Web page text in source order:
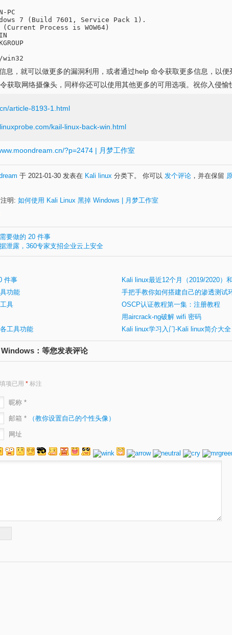
PC
7 (Build 7601, Service Pack 1).
Process is WOW64)
息，就可以做更多的漏洞利用，或者通过help 命令获取更多信息，以
获取网络摄像头，同样你还可以使用其他更多的可用选项。祝你入侵
article-8193-1.html
kail-linux-back-win.html
?p=2474 | 月梦工作室
于 2021-01-30 发表在 Kali linux 分类下。 你可以 发个评论 ，并在保留
明: 如何使用 Kali Linux 黑掉 Windows | 月梦工作室
要做的 20 件事
泄露，360专家支招企业云上安全
件事
Kali linux最近12个月（2019/2020）
功能
手把手教你如何搭建自己的渗透测试
具
OSCP认证教程第一集：注册教程
用aircrack-ng破解 wifi 密码
工具功能
Kali linux学习入门-Kali linux简介大全
：等您发表评论
项已用 * 标注
昵称 *
邮箱 * （教你设置自己的个性头像）
网址